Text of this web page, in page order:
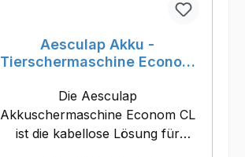
Aesculap Akku -
Tierschermaschine Econom
Die Aesculap
Akkuschermaschine Econom CL
ist die kabellose Lösung für